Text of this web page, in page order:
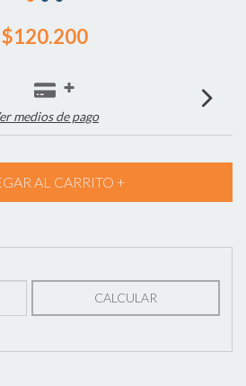
$120.200
medios de pago
CALCULAR